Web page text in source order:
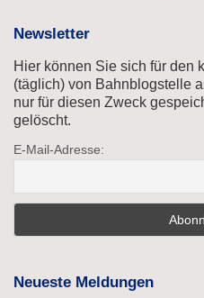
Newsletter
Hier können Sie sich für den
(täglich) von Bahnblogstelle
nur für diesen Zweck
gelöscht.
E-Mail-Adresse:
Neueste Meldungen